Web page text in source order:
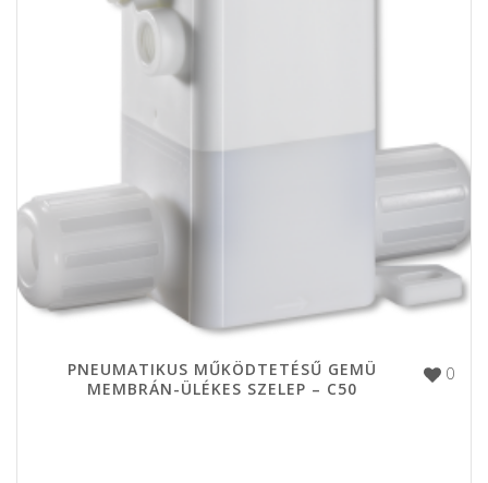
0
PNEUMATIKUS MŰKÖDTETÉSŰ GEMÜ
MEMBRÁN-ÜLÉKES SZELEP – C50